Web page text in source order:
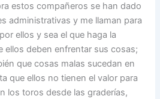
estos compañeros se han dado
administrativas y me llaman para
ellos y sea el que haga la
ellos deben enfrentar sus cosas;
que cosas malas sucedan en
que ellos no tienen el valor para
los toros desde las graderías,